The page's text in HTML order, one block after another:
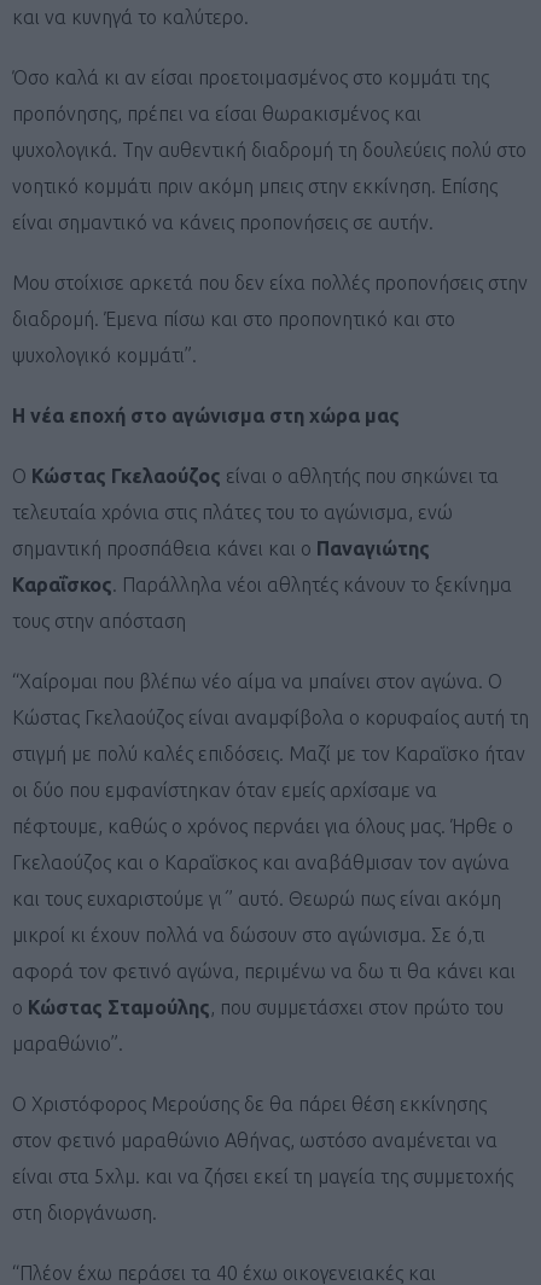
και να κυνηγά το καλύτερο.
Όσο καλά κι αν είσαι προετοιμασμένος στο κομμάτι της
προπόνησης, πρέπει να είσαι θωρακισμένος και
ψυχολογικά. Την αυθεντική διαδρομή τη δουλεύεις πολύ στο
νοητικό κομμάτι πριν ακόμη μπεις στην εκκίνηση. Επίσης
είναι σημαντικό να κάνεις προπονήσεις σε αυτήν.
Μου στοίχισε αρκετά που δεν είχα πολλές προπονήσεις στην
διαδρομή. Έμενα πίσω και στο προπονητικό και στο
ψυχολογικό κομμάτι”.
Η νέα εποχή στο αγώνισμα στη χώρα μας
Ο Κώστας Γκελαούζος είναι ο αθλητής που σηκώνει τα
τελευταία χρόνια στις πλάτες του το αγώνισμα, ενώ
σημαντική προσπάθεια κάνει και ο Παναγιώτης
Καραΐσκος. Παράλληλα νέοι αθλητές κάνουν το ξεκίνημα
τους στην απόσταση
“Χαίρομαι που βλέπω νέο αίμα να μπαίνει στον αγώνα. Ο
Κώστας Γκελαούζος είναι αναμφίβολα ο κορυφαίος αυτή τη
στιγμή με πολύ καλές επιδόσεις. Μαζί με τον Καραΐσκο ήταν
οι δύο που εμφανίστηκαν όταν εμείς αρχίσαμε να
πέφτουμε, καθώς ο χρόνος περνάει για όλους μας. Ήρθε ο
Γκελαούζος και ο Καραΐσκος και αναβάθμισαν τον αγώνα
και τους ευχαριστούμε γι΄’ αυτό. Θεωρώ πως είναι ακόμη
μικροί κι έχουν πολλά να δώσουν στο αγώνισμα. Σε ό,τι
αφορά τον φετινό αγώνα, περιμένω να δω τι θα κάνει και
ο Κώστας Σταμούλης, που συμμετάσχει στον πρώτο του
μαραθώνιο”.
Ο Χριστόφορος Μερούσης δε θα πάρει θέση εκκίνησης
στον φετινό μαραθώνιο Αθήνας, ωστόσο αναμένεται να
είναι στα 5χλμ. και να ζήσει εκεί τη μαγεία της συμμετοχής
στη διοργάνωση.
“Πλέον έχω περάσει τα 40 έχω οικογενειακές και